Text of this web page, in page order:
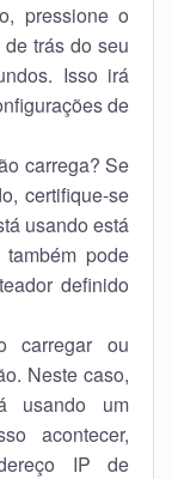
pressione o
trás do seu
Isso irá
de
carrega? Se
certifique-se
usando está
pode
definido
carregar ou
Neste caso,
usando um
acontecer,
IP de